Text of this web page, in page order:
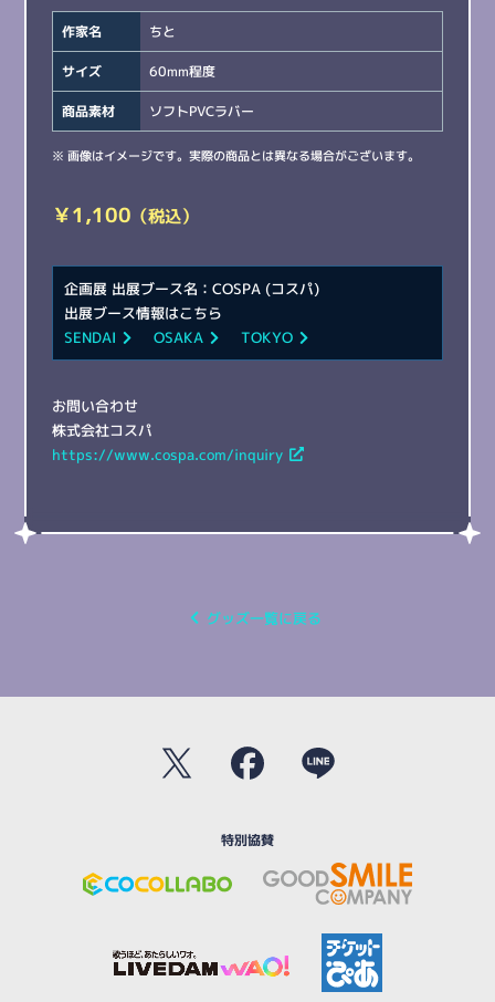
作家名 ちと
サイズ 60mm程度
商品素材 ソフトPVCラバー
※ 画像はイメージです。実際の商品とは異なる場合がございます。
￥1,100 （税込）
企画展 出展ブース名：COSPA (コスパ)
出展ブース情報はこちら
SENDAI
OSAKA TOKYO
お問い合わせ
株式会社コスパ
https://www.cospa.com/inquiry
グッズ一覧に戻る
特別協賛